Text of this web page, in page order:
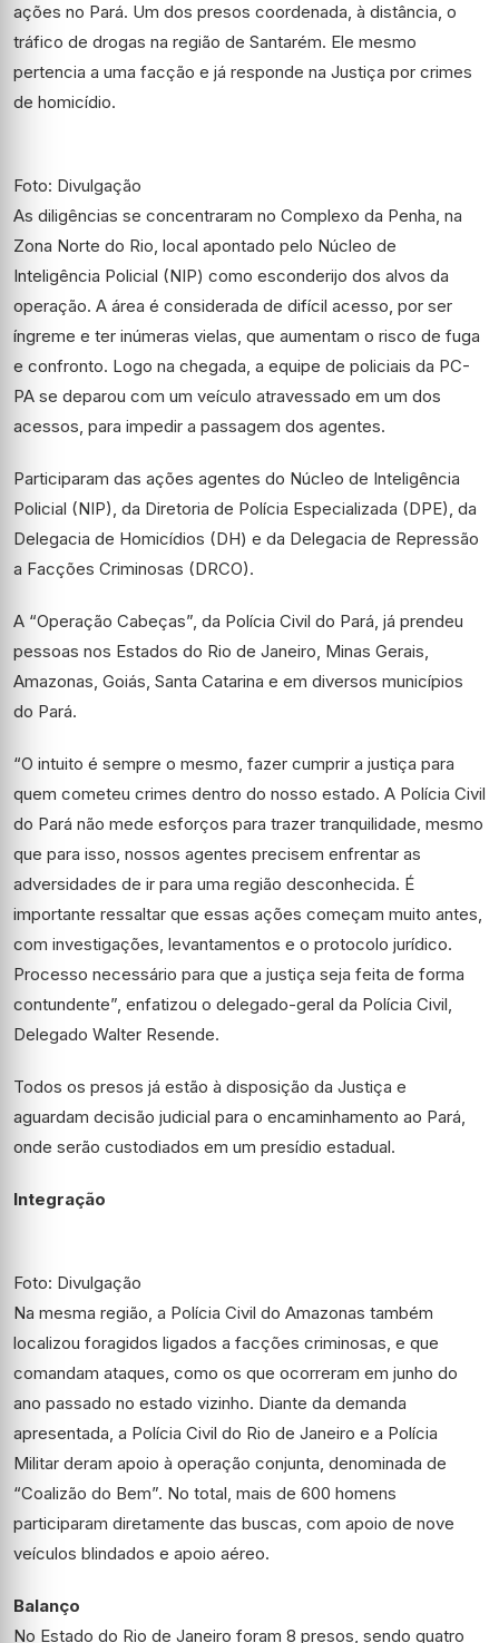
ações no Pará. Um dos presos coordenada, à distância, o
tráfico de drogas na região de Santarém. Ele mesmo
pertencia a uma facção e já responde na Justiça por crimes
de homicídio.
Foto: Divulgação
As diligências se concentraram no Complexo da Penha, na
Zona Norte do Rio, local apontado pelo Núcleo de
Inteligência Policial (NIP) como esconderijo dos alvos da
operação. A área é considerada de difícil acesso, por ser
íngreme e ter inúmeras vielas, que aumentam o risco de fuga
e confronto. Logo na chegada, a equipe de policiais da PC-
PA se deparou com um veículo atravessado em um dos
acessos, para impedir a passagem dos agentes.
Participaram das ações agentes do Núcleo de Inteligência
Policial (NIP), da Diretoria de Polícia Especializada (DPE), da
Delegacia de Homicídios (DH) e da Delegacia de Repressão
a Facções Criminosas (DRCO).
A “Operação Cabeças”, da Polícia Civil do Pará, já prendeu
pessoas nos Estados do Rio de Janeiro, Minas Gerais,
Amazonas, Goiás, Santa Catarina e em diversos municípios
do Pará.
“O intuito é sempre o mesmo, fazer cumprir a justiça para
quem cometeu crimes dentro do nosso estado. A Polícia Civil
do Pará não mede esforços para trazer tranquilidade, mesmo
que para isso, nossos agentes precisem enfrentar as
adversidades de ir para uma região desconhecida. É
importante ressaltar que essas ações começam muito antes,
com investigações, levantamentos e o protocolo jurídico.
Processo necessário para que a justiça seja feita de forma
contundente”, enfatizou o delegado-geral da Polícia Civil,
Delegado Walter Resende.
Todos os presos já estão à disposição da Justiça e
aguardam decisão judicial para o encaminhamento ao Pará,
onde serão custodiados em um presídio estadual.
Integração
Foto: Divulgação
Na mesma região, a Polícia Civil do Amazonas também
localizou foragidos ligados a facções criminosas, e que
comandam ataques, como os que ocorreram em junho do
ano passado no estado vizinho. Diante da demanda
apresentada, a Polícia Civil do Rio de Janeiro e a Polícia
Militar deram apoio à operação conjunta, denominada de
“Coalizão do Bem”. No total, mais de 600 homens
participaram diretamente das buscas, com apoio de nove
veículos blindados e apoio aéreo.
Balanço
No Estado do Rio de Janeiro foram 8 presos, sendo quatro